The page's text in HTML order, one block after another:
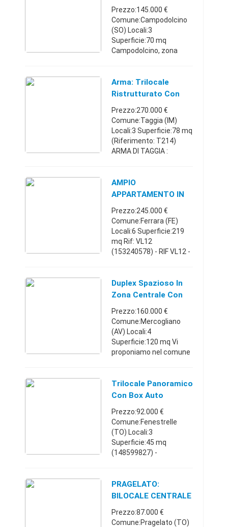
picco ...
Cantina
Prezzo:145.000 €
Comune:Campodolcino
(SO) Locali:3
Superficie:70 mq
Campodolcino, zona
trilocale sito piano
secondo di piccolo
composto: ingresso, ...
Arma: Trilocale
Ristrutturato Con
Box Auto
Prezzo:270.000 €
Comune:Taggia (IM)
Locali:3 Superficie:78 mq
(Riferimento: T214)
ARMA DI TAGGIA :
vendita , nella via
principale di Arma, a due
AMPIO
APPARTAMENTO IN
ZONA CENTRALE
CON BOX AUTO
Prezzo:245.000 €
Comune:Ferrara (FE)
Locali:6 Superficie:219
mq Rif: VL12
(153240578) - RIF VL12 -
secondo piano con
ascensore composto da
Duplex Spazioso In
Zona Centrale Con
Box Auto
Prezzo:160.000 €
Comune:Mercogliano
(AV) Locali:4
Superficie:120 mq Vi
proponiamo nel comune
della villa comunale,
zona centrale e ben
Trilocale Panoramico
Con Box Auto
Prezzo:92.000 €
Comune:Fenestrelle
(TO) Locali:3
Superficie:45 mq
(148599827) -
centro del spese,
appartamento di tre
cantina ed ampio ...
PRAGELATO:
BILOCALE CENTRALE
CON BOX AUTO
Prezzo:87.000 €
Comune:Pragelato (TO)